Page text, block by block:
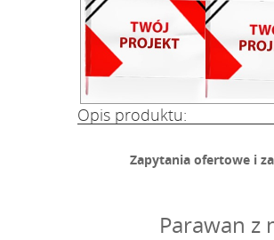
Opis produktu:
Zapytania ofertowe i
Parawan z